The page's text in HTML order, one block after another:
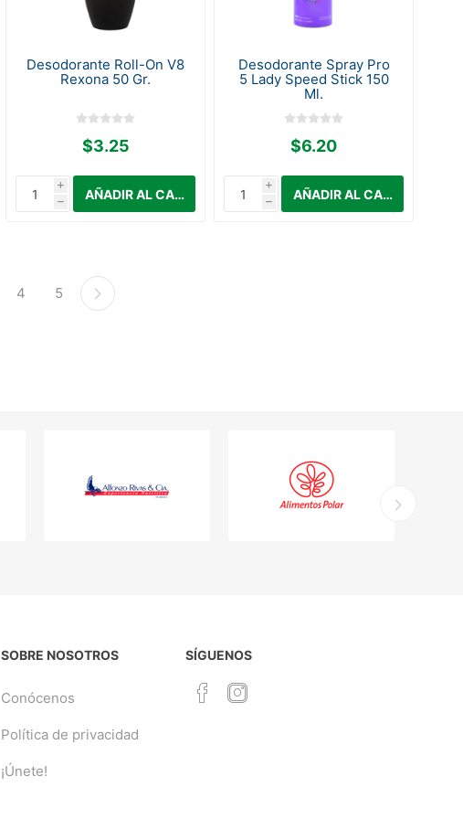
Desodorante Roll-On V8
Rexona 50 Gr.
$3.25
i
h
Desodorante Spray Pro
5 Lady Speed Stick 150
Ml.
$6.20
i
h
4 5
SOBRE NOSOTROS
Conócenos
Política de privacidad
¡Únete!
SÍGUENOS